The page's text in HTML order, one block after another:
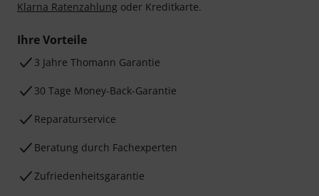
Klarna Ratenzahlung oder Kreditkarte.
Ihre Vorteile
3 Jahre Thomann Garantie
30 Tage Money-Back-Garantie
Reparaturservice
Beratung durch Fachexperten
Zufriedenheitsgarantie